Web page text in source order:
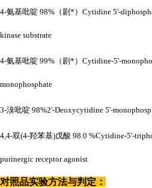
4-氨基吡啶 98%（剧*）Cytidine 5'-
kinase substrate
4-氨基吡啶 99%（剧*）Cytidine-5'-
monophosphate
3-溴吡啶 98%2'-Deoxycytidine 5'-
4,4-双(4-羟苯基)戊酸 98.0 %Cytidine-5'-
purinergic receptor agonist
对照品实验方法与判定：